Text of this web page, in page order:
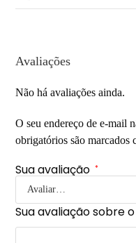
Avaliações
Não há avaliações ainda.
O seu endereço de e-mail
obrigatórios são marcados
Sua avaliação *
Sua avaliação sobre